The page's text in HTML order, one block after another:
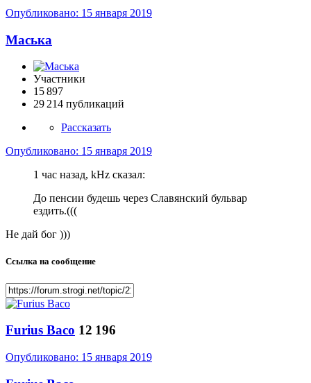
Опубликовано: 15 января 2019
Маська
Участники
15 897
29 214 публикаций
Рассказать
Опубликовано: 15 января 2019
1 час назад, kHz сказал:
До пенсии будешь через Славянский бульвар
ездить.(((
Не дай бог )))
Ссылка на сообщение
Furius Baco 12 196
Опубликовано: 15 января 2019